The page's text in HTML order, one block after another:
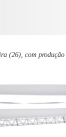
(26), com